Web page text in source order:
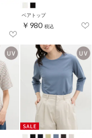
ベアトップ
￥980 税込